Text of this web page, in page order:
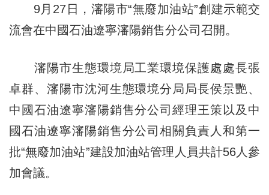
9月27日，瀋陽市“無廢加油站”創建示範交
流會在中國石油遼寧瀋陽銷售分公司召開。
瀋陽市生態環境局工業環境保護處處長張
卓群、瀋陽市沈河生態環境分局局長侯景艷、
中國石油遼寧瀋陽銷售分公司經理王策以及中
國石油遼寧瀋陽銷售分公司相關負責人和第一
批“無廢加油站”建設加油站管理人員共計56人參
加會議。